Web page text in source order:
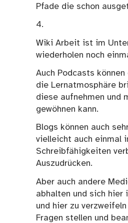
Pfade die schon
4.
Wiki Arbeit ist im
wiederholen noch
Auch Podcasts
die Lernatmosphäre
diese aufnehmen und
gewöhnen kann.
Blogs können auch
vielleicht auch einmal
Schreibfähigkeiten
Auszudrücken.
Aber auch andere
abhalten und sich hier
und hier zu
Fragen stellen und